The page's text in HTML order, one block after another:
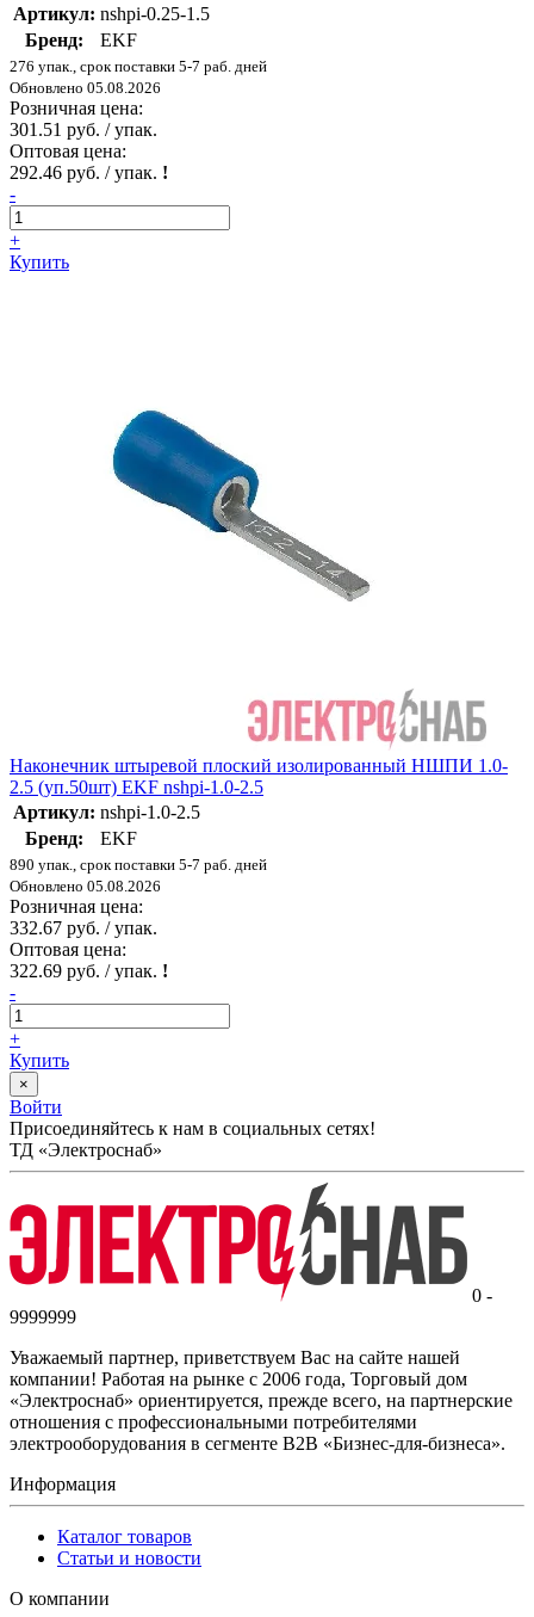
Артикул: nshpi-0.25-1.5
Бренд:
EKF
276 упак., срок поставки 5-7 раб. дней
Обновлено 05.08.2026
Розничная цена:
301.51 руб. / упак.
Оптовая цена:
292.46 руб. / упак. !
-
+
Купить
Наконечник штыревой плоский изолированный НШПИ 1.0-
2.5 (уп.50шт) EKF nshpi-1.0-2.5
Артикул: nshpi-1.0-2.5
Бренд:
EKF
890 упак., срок поставки 5-7 раб. дней
Обновлено 05.08.2026
Розничная цена:
332.67 руб. / упак.
Оптовая цена:
322.69 руб. / упак. !
-
+
Купить
×
Войти
Присоединяйтесь к нам в социальных сетях!
ТД «Электроснаб»
0 -
9999999
Уважаемый партнер, приветствуем Вас на сайте нашей
компании! Работая на рынке с 2006 года, Торговый дом
«Электроснаб» ориентируется, прежде всего, на партнерские
отношения с профессиональными потребителями
электрооборудования в сегменте B2B «Бизнес-для-бизнеса».
Информация
Каталог товаров
Статьи и новости
О компании